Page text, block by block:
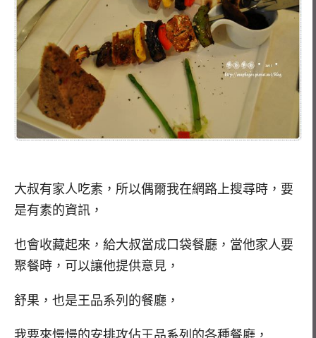
大叔有家人吃素，所以偶爾我在網路上搜尋時，要
是有素的資訊，
也會收藏起來，給大叔當成口袋餐廳，當他家人要
聚餐時，可以讓他提供意見，
舒果，也是王品系列的餐廳，
我要來慢慢的安排攻佔王品系列的各種餐廳，